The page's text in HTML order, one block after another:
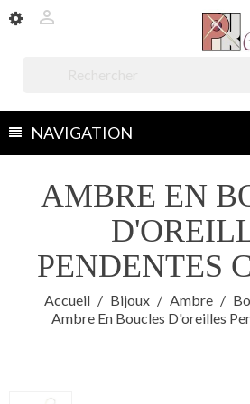

NAVIGATION
AMBRE EN
PENDENTES
Accueil Bijoux Ambre
Ambre En Boucles D'oreilles